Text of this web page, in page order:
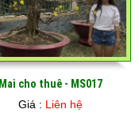
Mai cho thuê - MS017
Giá : Liên hệ